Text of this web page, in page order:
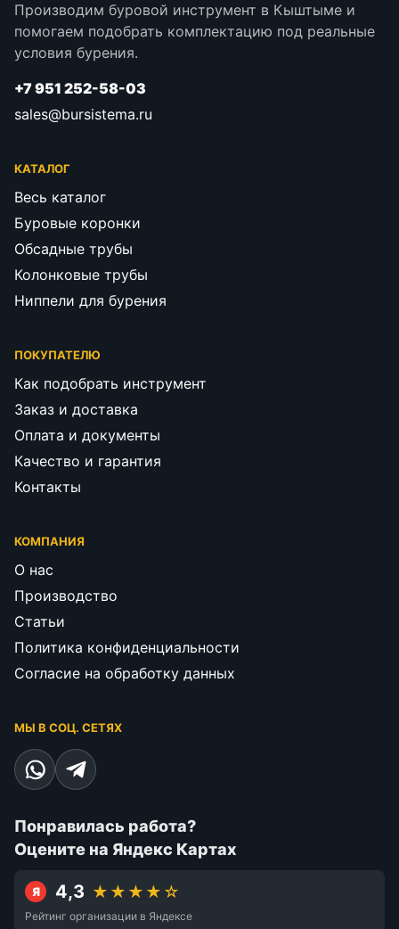
Производим буровой инструмент в Кыштыме и
помогаем подобрать комплектацию под реальные
условия бурения.
+7 951 252-58-03
sales@bursistema.ru
КАТАЛОГ
Весь каталог
Буровые коронки
Обсадные трубы
Колонковые трубы
Ниппели для бурения
ПОКУПАТЕЛЮ
Как подобрать инструмент
Заказ и доставка
Оплата и документы
Качество и гарантия
Контакты
КОМПАНИЯ
О нас
Производство
Статьи
Политика конфиденциальности
Согласие на обработку данных
МЫ В СОЦ. СЕТЯХ
Понравилась работа?
Оцените на Яндекс Картах
Я 4,3 ★★★★☆
Рейтинг организации в Яндексе